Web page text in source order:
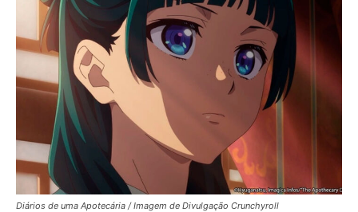
Diários de uma Apotecária / Imagem de Divulgação Crunchyroll